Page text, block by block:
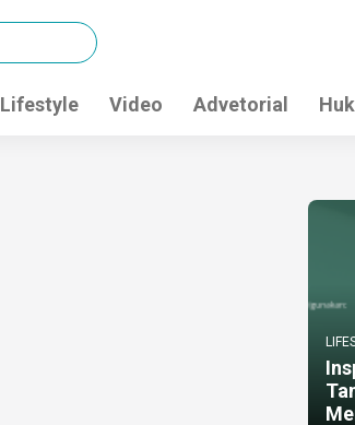
Lifestyle Video Advetorial